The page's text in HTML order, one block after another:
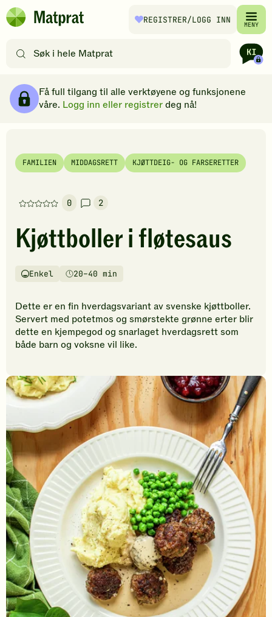
Hopp til hovedinnhold
Matprat
REGISTRER/LOGG INN MENY
etter
filtre
Få full tilgang til alle verktøyene og funksjonene
våre. Logg inn eller registrerdeg nå!
FAMILIEN MIDDAGSRETT KJØTTDEIG- OG FARSERETTER
0
Denne
har
foreløpig
vurderinger.
den
første
til
å
oppskriften.
2
Kjøttboller i fløtesaus
Vanskelighetsgrad
Enkel
Tilberedningstid20–40 min
Dette er en fin hverdagsvariant av svenske kjøttboller.
Servert med potetmos og smørstekte grønne erter blir
dette en kjempegod og snarlaget hverdagsrett som
både barn og voksne vil like.